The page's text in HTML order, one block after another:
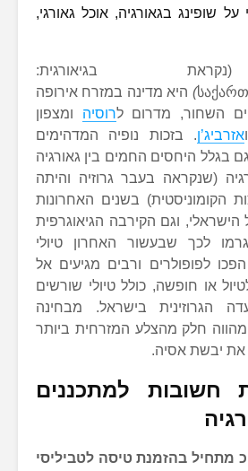
על שופינג בגאורגיה, אוכל גאורגי,
בגיאורגית:
) היא מדינה במזרח אירופה
השחור, מדרום לרוסיה ומצפון
אזרביג’ן. בזכות נופיה המדהימים
בגלל היחסים החמים בין גאורגיה
(שנקראה בעבר גרוזיה והיתה
הקומוניסטית) בשנים האחרונות
הישראלי, וגם הקירבה הגיאוגרפית
לכך שבעשור האחרון טיולי
לפופולרים ורבים מגיעים אל
או חופשה, כולל טיולי שורשים
הגרוזינית בישראל. מבחינה
מהווה חלק מהצלע המזרחית ביותר
את יבשת אסיה.
חשובות למתכננים
מתחיל בהזמנת טיסה לטביליסי